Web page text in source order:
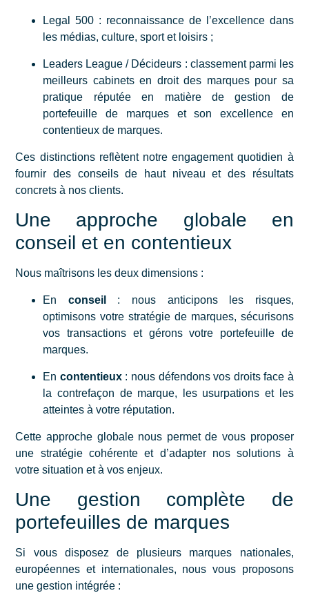
Legal 500 : reconnaissance de l’excellence dans
les médias, culture, sport et loisirs ;
Leaders League / Décideurs : classement parmi les
meilleurs cabinets en droit des marques pour sa
pratique réputée en matière de gestion de
portefeuille de marques et son excellence en
contentieux de marques.
Ces distinctions reflètent notre engagement quotidien à
fournir des conseils de haut niveau et des résultats
concrets à nos clients.
Une approche globale en
conseil et en contentieux
Nous maîtrisons les deux dimensions :
En conseil
: nous anticipons les risques,
optimisons votre stratégie de marques, sécurisons
vos transactions et gérons votre portefeuille de
marques.
En contentieux: nous défendons vos droits face à
la contrefaçon de marque, les usurpations et les
atteintes à votre réputation.
Cette approche globale nous permet de vous proposer
une stratégie cohérente et d’adapter nos solutions à
votre situation et à vos enjeux.
Une gestion complète de
portefeuilles de marques
Si vous disposez de plusieurs marques nationales,
européennes et internationales, nous vous proposons
une gestion intégrée :